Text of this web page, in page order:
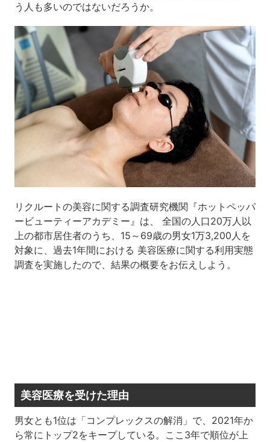
う人も多いのではないだろうか。
リクルートの美容に関する調査研究機関『ホットペッパ
ービューティーアカデミー』は、 全国の人口20万人以
上の都市居住者のうち、15～69歳の男女1万3,200人を
対象に、過去1年間における 美容医療に関する利用実態
調査を実施したので、結果の概要をお伝えしよう。
美容医療を受けた理由
男女とも1位は「コンプレックスの解消」で、2021年か
ら常にトップ2をキープしている。ここ3年で順位が上